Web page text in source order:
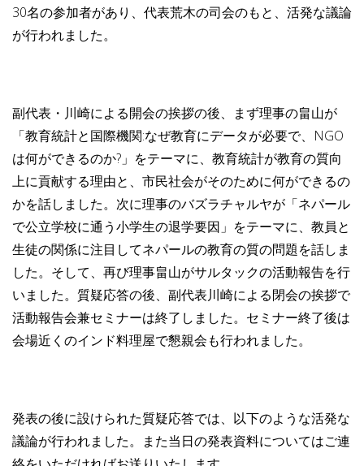
30名の参加者があり、代表荒木の司会のもと、活発な議論
が行われました。
副代表・川崎による開会の挨拶の後、まず理事の畠山が
「教育統計と国際機関:なぜ教育にデータが必要で、NGO
は何ができるのか?」をテーマに、教育統計が教育の質向
上に貢献する理由と、市民社会がそのために何ができるの
かを話しました。次に理事のバズラチャルヤが「ネパール
で公立学校に通う小学生の退学要因」をテーマに、教員と
生徒の関係に注目してネパールの教育の質の問題を話しま
した。そして、再び理事畠山がサルタックの活動報告を行
いました。質疑応答の後、副代表川崎による閉会の挨拶で
活動報告会兼セミナーは終了しました。セミナー終了後は
会場近くのインド料理屋で懇親会も行われました。
発表の後に設けられた質疑応答では、以下のような活発な
議論が行われました。また当日の発表資料についてはご連